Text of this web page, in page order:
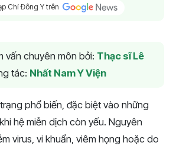
Chí Đông Y trên
vấn chuyên môn bởi: Thạc sĩ Lê
tác: Nhất Nam Y Viện
phổ biến, đặc biệt vào những
hệ miễn dịch còn yếu. Nguyên
virus, vi khuẩn, viêm họng hoặc do